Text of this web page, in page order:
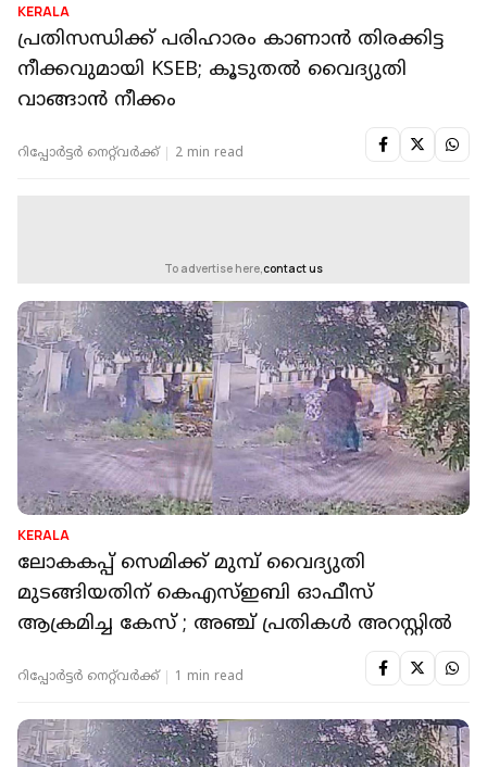
KERALA
പ്രതിസന്ധിക്ക് പരിഹാരം കാണാന്‍ തിരക്കിട്ട
നീക്കവുമായി KSEB; കൂടുതല്‍ വൈദ്യുതി
വാങ്ങാന്‍ നീക്കം
റിപ്പോർട്ടർ നെറ്റ്‌വര്‍ക്ക്‌ 2 min read
To advertise here, contact us
KERALA
ലോകകപ്പ് സെമിക്ക് മുമ്പ് വൈദ്യുതി
മുടങ്ങിയതിന് കെഎസ്ഇബി ഓഫീസ്
ആക്രമിച്ച കേസ് ; അഞ്ച് പ്രതികള്‍ അറസ്റ്റില്‍
റിപ്പോർട്ടർ നെറ്റ്‌വര്‍ക്ക്‌ 1 min read